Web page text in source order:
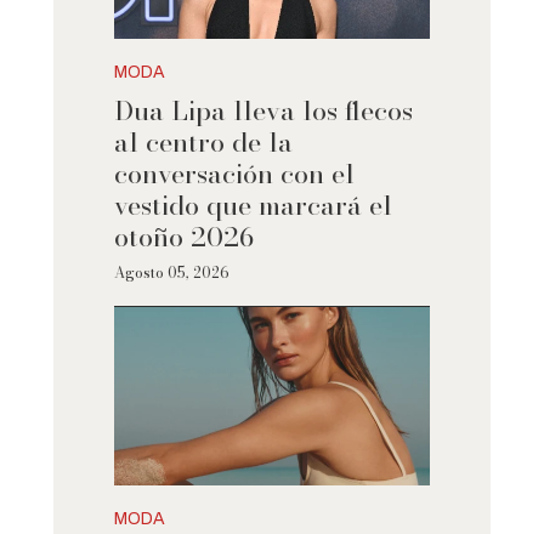
MODA
Dua Lipa lleva los flecos
al centro de la
conversación con el
vestido que marcará el
otoño 2026
Agosto 05, 2026
MODA